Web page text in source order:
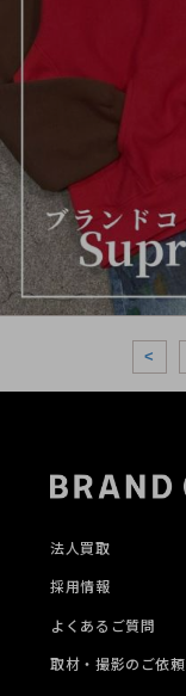
<
法人買取
採用情報
よくあるご質問
取材・撮影のご依頼